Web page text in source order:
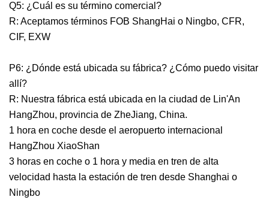
Q5: ¿Cuál es su término comercial?
R: Aceptamos términos FOB ShangHai o Ningbo, CFR,
CIF, EXW
P6: ¿Dónde está ubicada su fábrica? ¿Cómo puedo visitar
allí?
R: Nuestra fábrica está ubicada en la ciudad de Lin'An
HangZhou, provincia de ZheJiang, China.
1 hora en coche desde el aeropuerto internacional
HangZhou XiaoShan
3 horas en coche o 1 hora y media en tren de alta
velocidad hasta la estación de tren desde Shanghai o
Ningbo